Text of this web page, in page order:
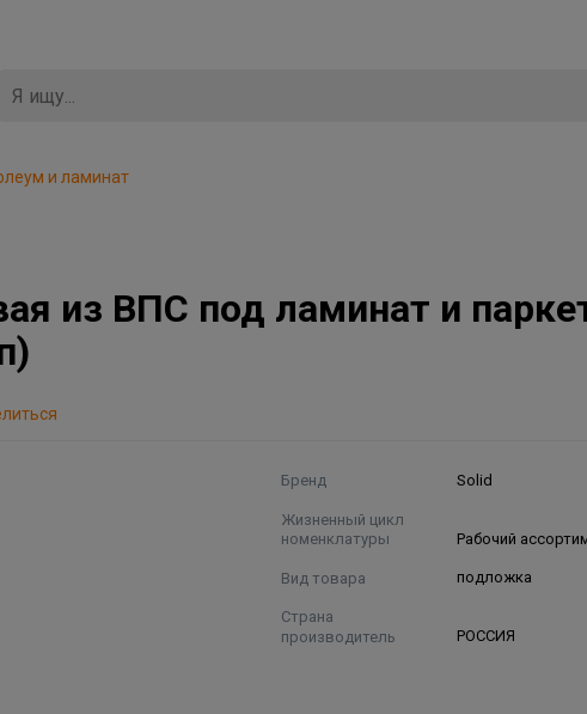
и ламинат
из ВПС под ламинат и
Бренд Solid
Жизненный цикл
номенклатуры
Рабочий
Вид товара подложка
Страна
производитель
РОССИЯ